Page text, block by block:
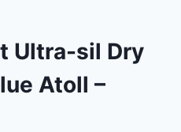
Ultra-sil Dry
Atoll –